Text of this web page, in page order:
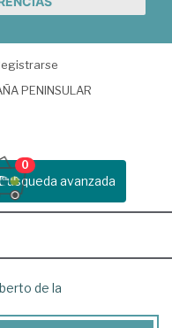
PENINSULAR
avanzada
0
de la